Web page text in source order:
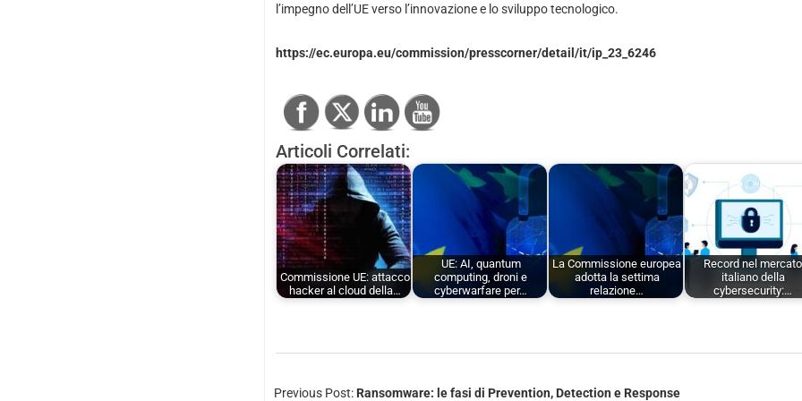
l’impegno dell’UE verso l’innovazione e lo sviluppo tecnologico.
https://ec.europa.eu/commission/presscorner/detail/it/ip_23_6246
Articoli Correlati:
Commissione UE: attacco
hacker al cloud della…
UE: AI, quantum
computing, droni e
cyberwarfare per…
La Commissione europea
adotta la settima
relazione…
Record nel mercato
italiano della
cybersecurity:…
Previous Post: Ransomware: le fasi di Prevention, Detection e Response